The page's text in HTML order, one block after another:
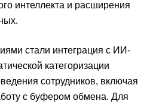
интеллекта и расширения
стали интеграция с ИИ-
категоризации
сотрудников, включая
с буфером обмена. Для